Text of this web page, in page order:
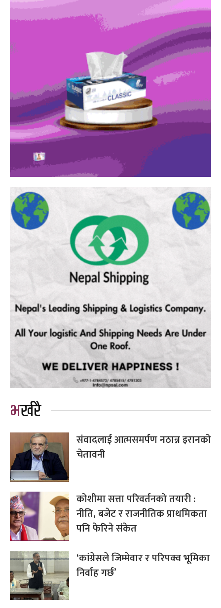
भर्खरै
संवादलाई आत्मसमर्पण नठान्न इरानको
चेतावनी
कोशीमा सत्ता परिवर्तनको तयारी :
नीति, बजेट र राजनीतिक प्राथमिकता
पनि फेरिने संकेत
‘कांग्रेसले जिम्मेवार र परिपक्व भूमिका
निर्वाह गर्छ’